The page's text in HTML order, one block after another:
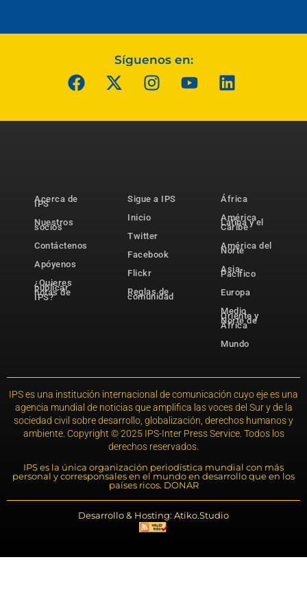
Síguenos en:
Acerca de
IPS
Nuestros
socios
Contáctenos
Apóyenos
¿Quieres
publicar
notas de
IPS?
Sigue a IPS
Inicio
Twitter
Facebook
Flickr
Reglas de
comunidad
África
América
Latina y el
Caribe
América del
Norte
Asia-
Pacífico
Europa
Medio
Oriente y
Norte de
África
Mundo
IPS es una institución internacional de comunicación cuyo eje es una
agencia mundial de noticias que amplifica las voces del Sur y de la
sociedad civil sobre desarrollo, globalización, derechos humanos y
ambiente. Copyright © 2025 IPS-Inter Press Service. Todos los
derechos reservados.
IPS es la única organización periodística mundial con más
personal y corresponsales en el mundo en desarrollo que en los
países ricos. DONAR
Desarrollo & Hosting: Atiko.Studio